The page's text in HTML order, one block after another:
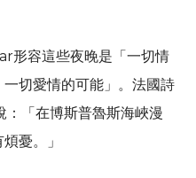
形容這些夜晚是「一切情
切愛情的可能」。法國詩
「在博斯普魯斯海峽漫
憂。」